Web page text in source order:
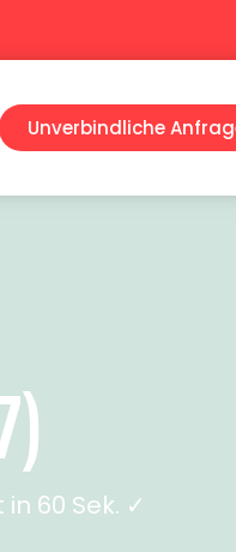
Unverbindliche
60 Sek. ✓